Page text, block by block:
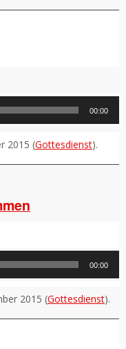
00:00
2015 (Gottesdienst).
00:00
2015 (Gottesdienst).